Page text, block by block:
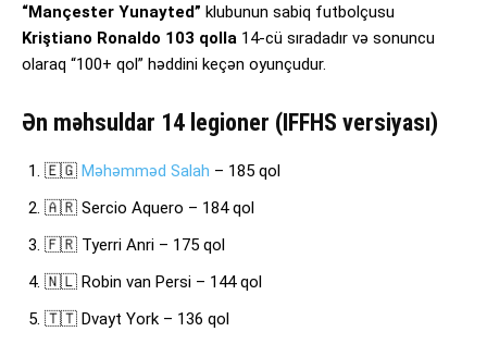
“Mançester Yunayted” klubunun sabiq futbolçusu
Kriştiano Ronaldo 103 qolla 14-cü sıradadır və sonuncu
olaraq “100+ qol” həddini keçən oyunçudur.
Ən məhsuldar 14 legioner (IFFHS versiyası)
🇪🇬 Məhəmməd Salah – 185 qol
🇦🇷 Sercio Aquero – 184 qol
🇫🇷 Tyerri Anri – 175 qol
🇳🇱 Robin van Persi – 144 qol
🇹🇹 Dvayt York – 136 qol